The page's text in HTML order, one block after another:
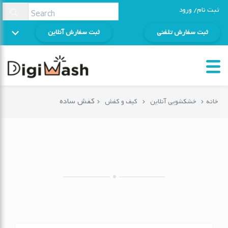
ثبت نام/ ورود
ثبت سفارش آنلاین ثبت سفارش تلفنی
خانه خشکشویی آنلاین کیف و کفش کفش ساده